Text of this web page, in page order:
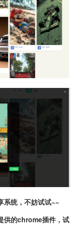
系统，不妨试试~~
供的chrome插件，试